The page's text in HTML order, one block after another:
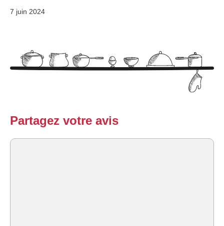
7 juin 2024
Partagez votre avis
Commentaire